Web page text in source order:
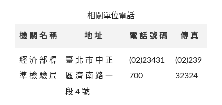
相關單位電話
機 關 名 稱 地 址 電 話 號 碼 傳 真
經 濟 部 標
準 檢 驗 局
臺 北 市 中 正
區 濟 南 路 一
段 4 號
(02)23431
700
(02)239
32324